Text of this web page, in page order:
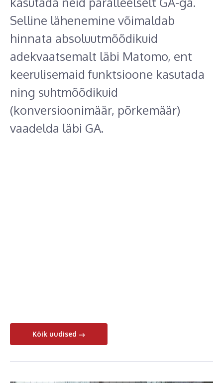
Selline lähenemine võimaldab
hinnata absoluutmõõdikuid
adekvaatsemalt läbi Matomo, ent
keerulisemaid funktsioone kasutada
ning suhtmõõdikuid
(konversioonimäär, põrkemäär)
vaadelda läbi GA.
Kõik uudised